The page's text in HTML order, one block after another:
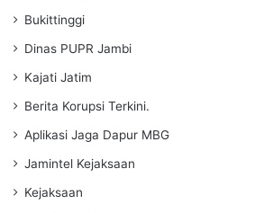
Bukittinggi
Dinas PUPR Jambi
Kajati Jatim
Berita Korupsi Terkini.
Aplikasi Jaga Dapur MBG
Jamintel Kejaksaan
Kejaksaan